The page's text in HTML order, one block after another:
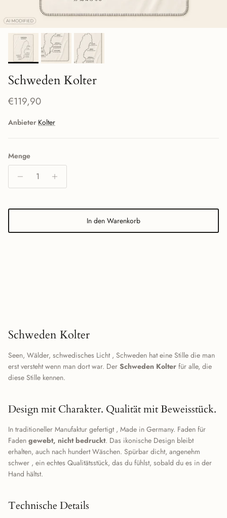
Schweden Kolter
Normaler Preis
€119,90
Anbieter Kolter
Menge
In den Warenkorb
Schweden Kolter
Seen, Wälder, schwedisches Licht , Schweden hat eine Stille die man
erst versteht wenn man dort war. Der Schweden Kolter für alle, die
diese Stille kennen.
Design mit Charakter. Qualität mit Beweisstück.
In traditioneller Manufaktur gefertigt , Made in Germany. Faden für
Faden gewebt, nicht bedruckt. Das ikonische Design bleibt
erhalten, auch nach hundert Wäschen. Spürbar dicht, angenehm
schwer , ein echtes Qualitätsstück, das du fühlst, sobald du es in der
Hand hältst.
Technische Details